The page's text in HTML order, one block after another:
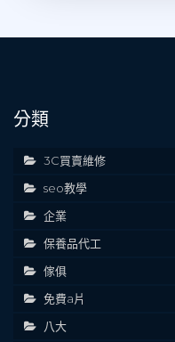
分類
3C買賣維修
seo教學
企業
保養品代工
傢俱
免費a片
八大